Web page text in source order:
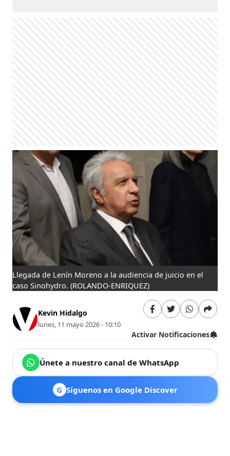
Llegada de Lenín Moreno a la audiencia de juicio en el
caso Sinohydro.(ROLANDO-ENRIQUEZ)
Kevin Hidalgo
lunes, 11 mayo 2026 - 10:10
Activar Notificaciones
Únete a nuestro canal de WhatsApp
G Síguenos en Google Discover